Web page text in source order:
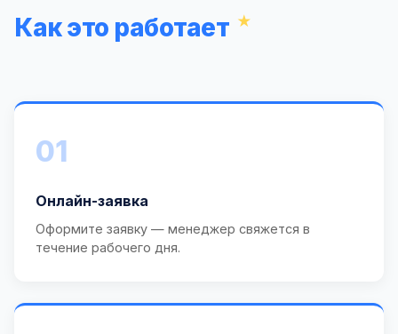
Как это работает
01
Онлайн-заявка
Оформите заявку — менеджер свяжется в
течение рабочего дня.